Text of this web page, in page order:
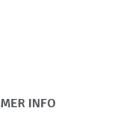
MER INFO